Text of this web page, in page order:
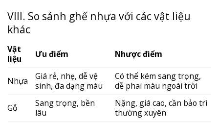
VIII. So sánh ghế nhựa với các vật liệu
khác
Vật
liệu
Ưu điểm Nhược điểm
Nhựa
Giá rẻ, nhẹ, dễ vệ
sinh, đa dạng màu
Có thể kém sang trọng,
dễ phai màu ngoài trời
Gỗ
Sang trọng, bền
lâu
Nặng, giá cao, cần bảo trì
thường xuyên